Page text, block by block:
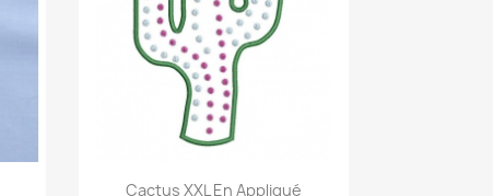
Aperçu rapide
Cactus XXL En Appliqué